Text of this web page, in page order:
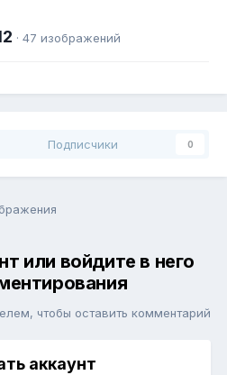
· 47 изображений
Подписчики 0
или войдите в него
чтобы оставить комментарий
аккаунт